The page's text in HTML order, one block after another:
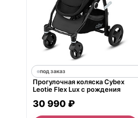
под заказ
Прогулочная коляска Cybex
Leotie Flex Lux с рождения
30 990 ₽